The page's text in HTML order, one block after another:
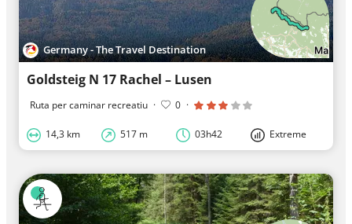
Germany - The Travel Destination
Goldsteig N 17 Rachel – Lusen
Ruta per caminar recreatiu · 0 ·
14,3 km 517 m 03h42 Extreme